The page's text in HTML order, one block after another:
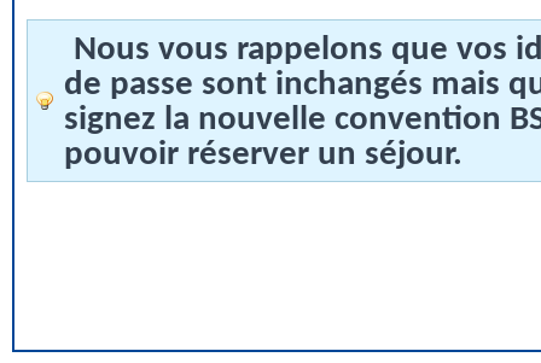
Nous vous rappelons que vos
de passe sont inchangés mais
signez la nouvelle convention
pouvoir réserver un séjour.